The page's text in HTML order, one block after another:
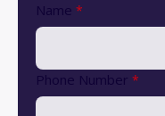
Name *
Phone Number *